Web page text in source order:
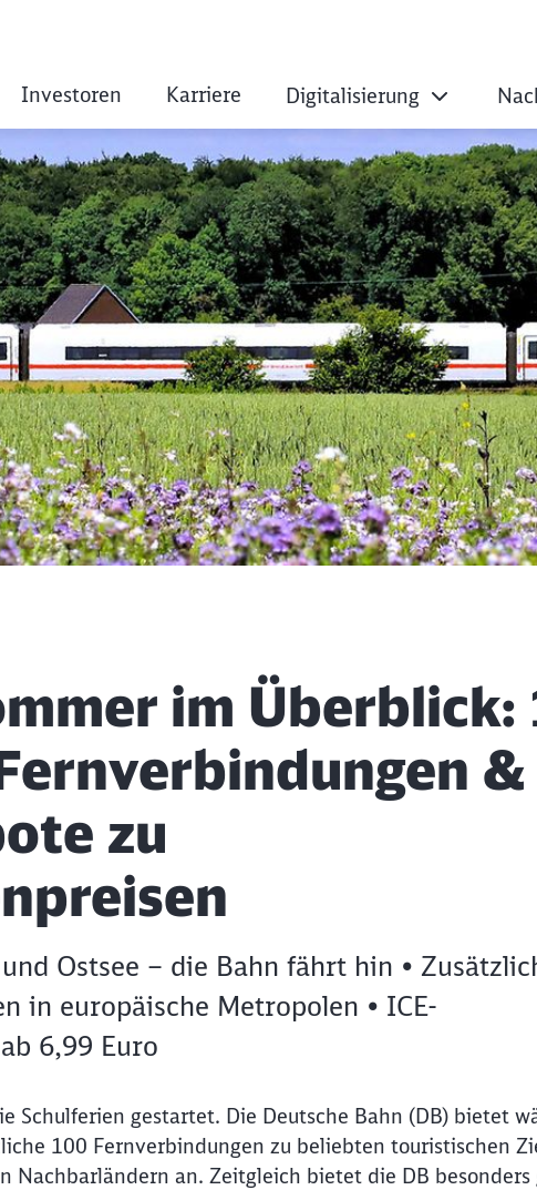
im Überblick:
Investoren Karriere Digitalisierung
im Überblick:
&
zu
Ostsee – die Bahn fährt hin •
in europäische Metropolen • ICE-
6,99 Euro
Schulferien gestartet. Die Deutsche Bahn (DB) bietet
100 Fernverbindungen zu beliebten touristischen
Nachbarländern an. Zeitgleich bietet die DB besonders